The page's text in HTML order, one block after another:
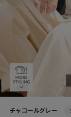
チャコールグレー